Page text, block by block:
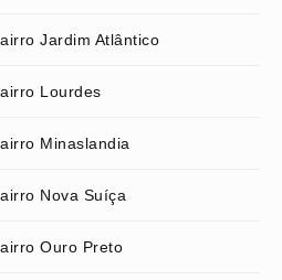
Jardim Atlântico
Lourdes
Minaslandia
Nova Suíça
Ouro Preto